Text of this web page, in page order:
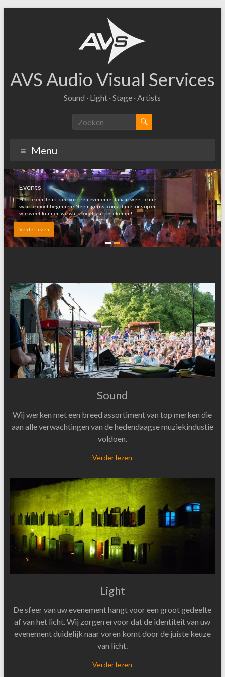
AVS Audio Visual Services
Sound · Light · Stage · Artists
Menu
Events
Heb je een leuk idee voor een evenement maar weet je niet
waar je moet beginnen? Neem gerust contact met ons op en
wie weet kunnen we wat voor elkaar betekenen!
Verder lezen
Sound
Wij werken met een breed assortiment van top merken die
aan alle verwachtingen van de hedendaagse muziekindustie
voldoen.
Verder lezen
Light
De sfeer van uw evenement hangt voor een groot gedeelte
af van het licht. Wij zorgen ervoor dat de identiteit van uw
evenement duidelijk naar voren komt door de juiste keuze
van licht.
Verder lezen